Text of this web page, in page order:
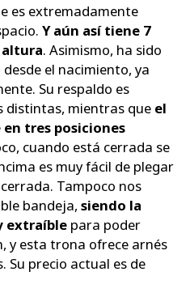
es extremadamente
Y aún así tiene 7
. Asimismo, ha sido
el nacimiento, ya
Su respaldo es
distintas, mientras que el
en tres posiciones
cuando está cerrada se
es muy fácil de plegar
Tampoco nos
bandeja, siendo la
extraíble para poder
y esta trona ofrece arnés
Su precio actual es de